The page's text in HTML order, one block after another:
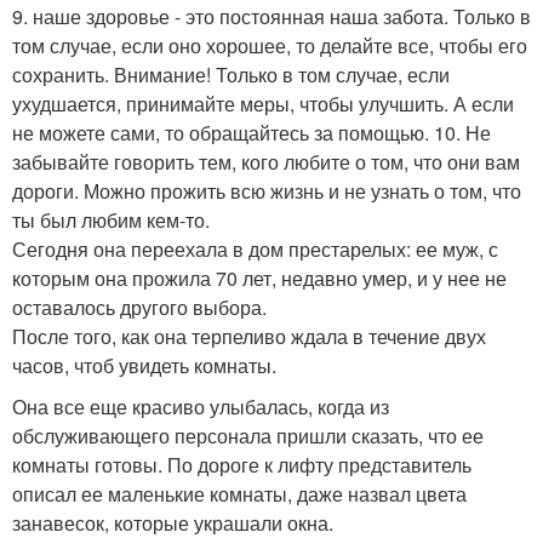
9. наше здоровье - это постоянная наша забота. Только в
том случае, если оно хорошее, то делайте все, чтобы его
сохранить. Внимание! Только в том случае, если
ухудшается, принимайте меры, чтобы улучшить. А если
не можете сами, то обращайтесь за помощью. 10. Не
забывайте говорить тем, кого любите о том, что они вам
дороги. Можно прожить всю жизнь и не узнать о том, что
ты был любим кем-то.
Сегодня она переехала в дом престарелых: ее муж, с
которым она прожила 70 лет, недавно умер, и у нее не
оставалось другого выбора.
После того, как она терпеливо ждала в течение двух
часов, чтоб увидеть комнаты.
Она все еще красиво улыбалась, когда из
обслуживающего персонала пришли сказать, что ее
комнаты готовы. По дороге к лифту представитель
описал ее маленькие комнаты, даже назвал цвета
занавесок, которые украшали окна.